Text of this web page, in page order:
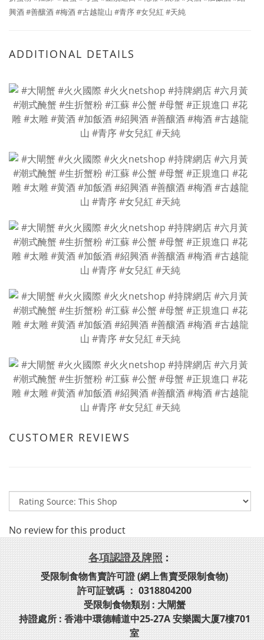
興酒 #善釀酒 #梅酒 #古越龍山 #青序 #女兒紅 #天純
ADDITIONAL DETAILS
CUSTOMER REVIEWS
No review for this product
各項認證及牌照 :
受限制食物售賣許可證 (網上售賣受限制食物)
許可証號碼 ： 0318804200
受限制食物類别 : 大閘蟹
持證處所 : 香港中環德輔道中25-27A 安樂園大厦7樓701
室